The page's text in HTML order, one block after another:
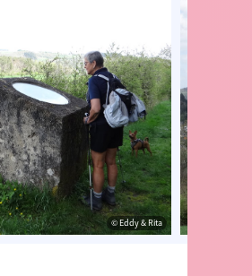
© Eddy & Rita© Eddy & Rita